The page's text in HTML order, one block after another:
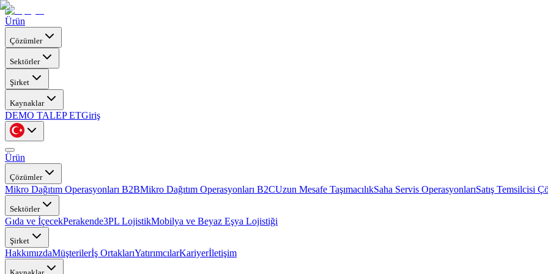
Ürün
Çözümler
Sektörler
Şirket
Kaynaklar
DEMO TALEP ETGiriş
Ürün
Çözümler
Mikro Dağıtım Operasyonları B2BMikro Dağıtım Operasyonları B2CUzun Mesafe TaşımacılıkSaha Servis OperasyonlarıSatış Temsilcisi
Sektörler
Gıda ve İçecekPerakende3PL LojistikMobilya ve Beyaz Eşya Lojistiği
Şirket
HakkımızdaMüşterilerİş OrtaklarıYatırımcılarKariyerİletişim